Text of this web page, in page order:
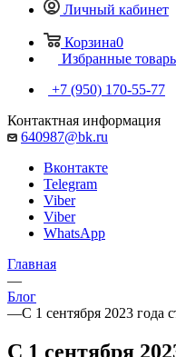
Личный кабинет
Корзина0
Избранные
+7 (950) 170-55-77
Контактная информация
640987@bk.ru
Вконтакте
Telegram
Viber
Viber
WhatsApp
Главная
—
Блог
—С 1 сентября 2023 года
С 1 сентября